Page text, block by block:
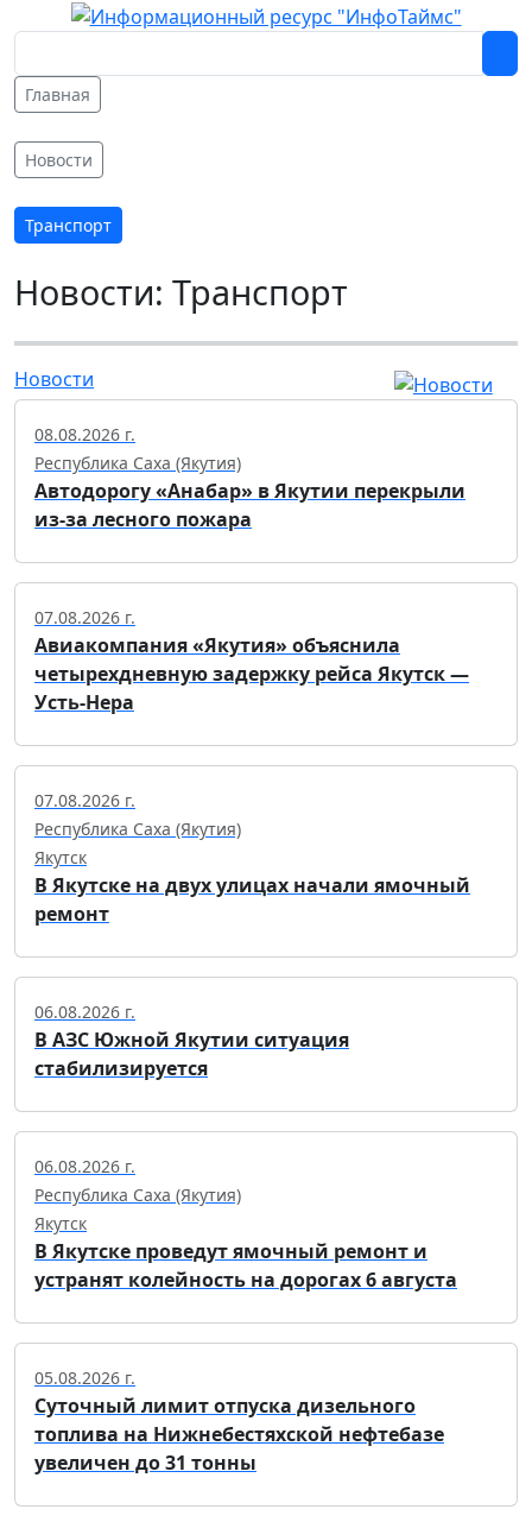
Главная
Новости
Транспорт
Новости: Транспорт
Новости
08.08.2026 г.
Республика Саха (Якутия)
Автодорогу «Анабар» в Якутии перекрыли
из-за лесного пожара
07.08.2026 г.
Авиакомпания «Якутия» объяснила
четырехдневную задержку рейса Якутск —
Усть-Нера
07.08.2026 г.
Республика Саха (Якутия)
Якутск
В Якутске на двух улицах начали ямочный
ремонт
06.08.2026 г.
В АЗС Южной Якутии ситуация
стабилизируется
06.08.2026 г.
Республика Саха (Якутия)
Якутск
В Якутске проведут ямочный ремонт и
устранят колейность на дорогах 6 августа
05.08.2026 г.
Суточный лимит отпуска дизельного
топлива на Нижнебестяхской нефтебазе
увеличен до 31 тонны